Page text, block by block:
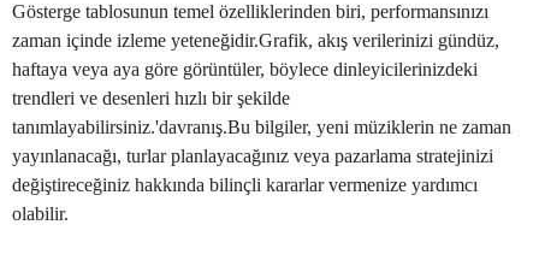
Gösterge tablosunun temel özelliklerinden biri, performansınızı
zaman içinde izleme yeteneğidir.Grafik, akış verilerinizi gündüz,
haftaya veya aya göre görüntüler, böylece dinleyicilerinizdeki
trendleri ve desenleri hızlı bir şekilde
tanımlayabilirsiniz.'davranış.Bu bilgiler, yeni müziklerin ne zaman
yayınlanacağı, turlar planlayacağınız veya pazarlama stratejinizi
değiştireceğiniz hakkında bilinçli kararlar vermenize yardımcı
olabilir.